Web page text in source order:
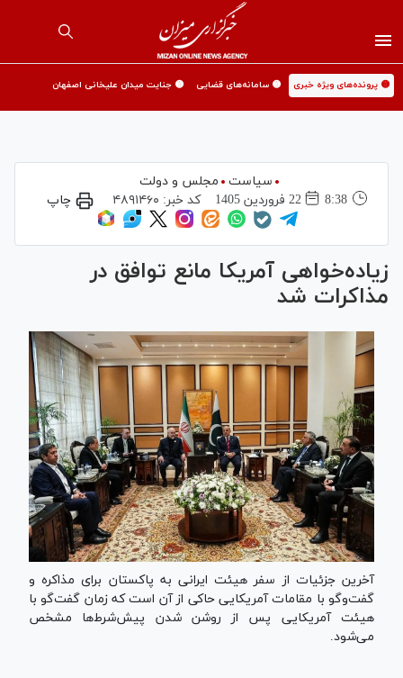
🟡 پرونده‌های ویژه خبری 🟡 سامانه‌های قضایی 🟡 جنایت میدان علیخانی اصفهان
سیاست
مجلس و دولت
8:38
22 فروردين 1405 کد خبر: ۴۸۹۱۴۶۰ چاپ
زیاده‌خواهی آمریکا مانع توافق در
مذاکرات شد
آخرین جزئیات از سفر هیئت ایرانی به پاکستان برای مذاکره و
گفت‌وگو با مقامات آمریکایی حاکی از آن است که زمان گفت‌گو با
هیئت آمریکایی پس از روشن شدن پیش‌شرط‌ها مشخص
می‌شود.